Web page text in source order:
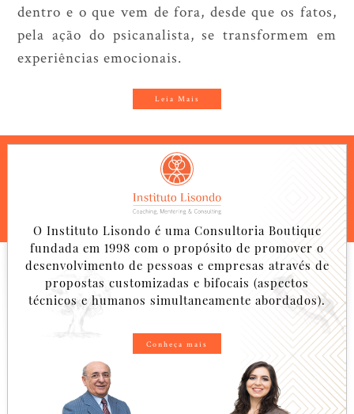
dentro e o que vem de fora, desde que os fatos,
pela ação do psicanalista, se transformem em
experiências emocionais.
Leia Mais
O Instituto Lisondo é uma Consultoria Boutique
fundada em 1998 com o propósito de promover o
desenvolvimento de pessoas e empresas através de
propostas customizadas e bifocais (aspectos
técnicos e humanos simultaneamente abordados).
Conheça mais